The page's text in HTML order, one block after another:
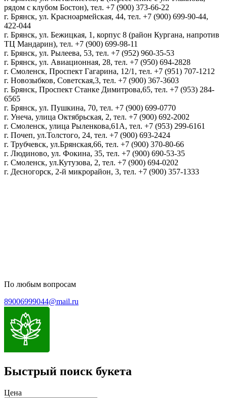
рядом с клубом Бостон), тел. +7 (900) 373-66-22
г. Брянск, ул. Красноармейская, 44, тел. +7 (900) 699-90-44,
422-044
г. Брянск, ул. Бежицкая, 1, корпус 8 (район Кургана, напротив
ТЦ Мандарин), тел. +7 (900) 699-98-11
г. Брянск, ул. Рылеева, 53, тел. +7 (952) 960-35-53
г. Брянск, ул. Авиационная, 28, тел. +7 (950) 694-2828
г. Смоленск, Проспект Гагарина, 12/1, тел. +7 (951) 707-1212
г. Новозыбков, Советская,3, тел. +7 (900) 367-3603
г. Брянск, Проспект Станке Димитрова,65, тел. +7 (953) 284-
6565
г. Брянск, ул. Пушкина, 70, тел. +7 (900) 699-0770
г. Унеча, улица Октябрьская, 2, тел. +7 (900) 692-2002
г. Смоленск, улица Рыленкова,61А, тел. +7 (953) 299-6161
г. Почеп, ул.Толстого, 24, тел. +7 (900) 693-2424
г. Трубчевск, ул.Брянская,66, тел. +7 (900) 370-80-66
г. Людиново, ул. Фокина, 35, тел. +7 (900) 690-53-35
г. Смоленск, ул.Кутузова, 2, тел. +7 (900) 694-0202
г. Десногорск, 2-й микрорайон, 3, тел. +7 (900) 357-1333
По любым вопросам
89006999044@mail.ru
Быстрый поиск букета
Цена